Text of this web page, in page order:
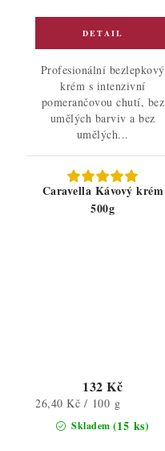
Profesionální bezlepkový
krém s intenzivní
pomerančovou chutí, bez
umělých barviv a bez
umělých...
Caravella Kávový krém
500g
Skladem (15 ks)
132 Kč
Měrná
cena:
26,40 Kč / 100 g